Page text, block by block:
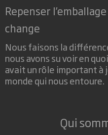
Repenser
change
Nous faisons la
nous avons su voir en
avait un rôle important à
monde qui nous entoure.
Qui